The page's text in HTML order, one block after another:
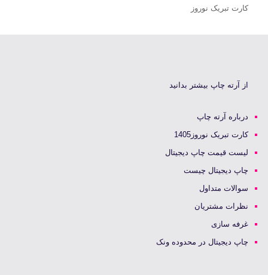
کارت تبریک نوروز
از آرته چاپ بیشتر بدانید
درباره آرته چاپ
کارت تبریک نوروز1405
لیست قیمت چاپ دیجیتال
چاپ دیجیتال چیست
سوالات متداول
نظرات مشتریان
غرفه سازی
چاپ دیجیتال در محدوده ونک